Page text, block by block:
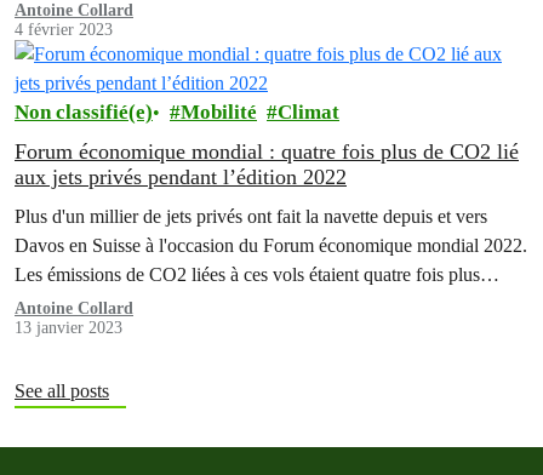
Antoine Collard
4 février 2023
Non classifié(e) Mobilité Climat
Forum économique mondial : quatre fois plus de CO2 lié
aux jets privés pendant l’édition 2022
Plus d'un millier de jets privés ont fait la navette depuis et vers
Davos en Suisse à l'occasion du Forum économique mondial 2022.
Les émissions de CO2 liées à ces vols étaient quatre fois plus
élevées que ceux générés par les jets privés vers et depuis Davos
lors d'une semaine moyenne. C'est ce que révèle…
Antoine Collard
13 janvier 2023
See all posts